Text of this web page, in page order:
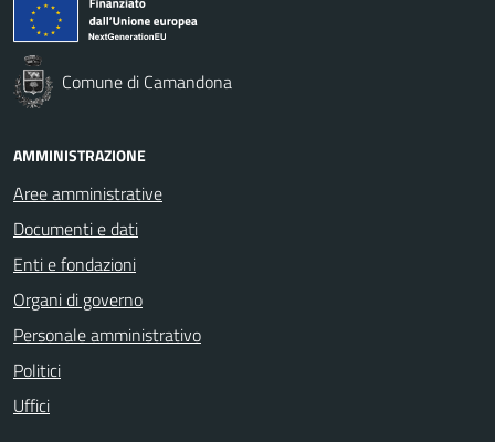
Comune di Camandona
AMMINISTRAZIONE
Aree amministrative
Documenti e dati
Enti e fondazioni
Organi di governo
Personale amministrativo
Politici
Uffici